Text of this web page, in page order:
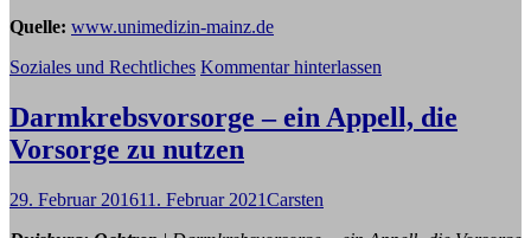
Quelle: www.unimedizin-mainz.de
Soziales und Rechtliches Kommentar hinterlassen
Darmkrebsvorsorge – ein Appell, die
Vorsorge zu nutzen
29. Februar 201611. Februar 2021Carsten